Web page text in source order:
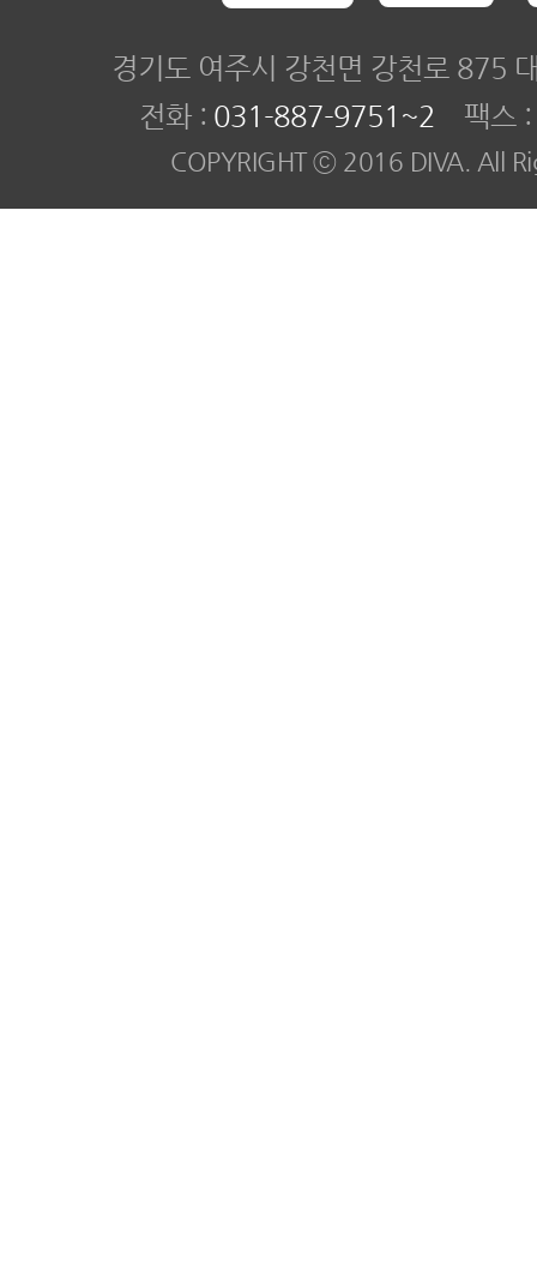
경기도 여주시 강천면 강천로 875
전화 : 031-887-9751~2 팩스 :
COPYRIGHT ⓒ 2016 DIVA. All